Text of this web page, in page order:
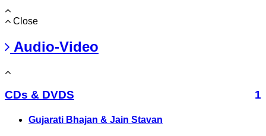
Close
Audio-Video
CDs & DVDS 1
Gujarati Bhajan & Jain Stavan